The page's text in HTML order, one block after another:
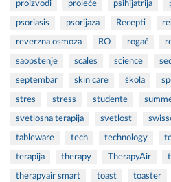
proizvodi proleće psihijatrija
psoriasis psorijaza Recepti
reverzna osmoza RO rogač
saopstenje scales science
septembar skin care škola
stres stress studente
svetlosna terapija svetlost
tableware tech technology
terapija therapy TherapyAir
therapyair smart toast toaster